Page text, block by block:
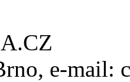
e-mail: